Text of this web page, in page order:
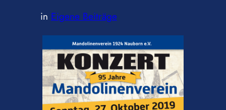
in Eigene Beiträge